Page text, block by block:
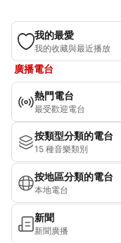
我的最愛
我的收藏與最近播放
廣播電台
熱門電台
最受歡迎電台
按類型分類的電台
15 種音樂類別
按地區分類的電台
本地電台
新聞
新聞廣播